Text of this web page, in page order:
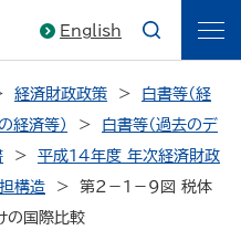
English
経済財政政策
白書等（経
経済等）
白書等（過去のデ
平成14年度 年次経済財政
構造
第２－１－９図 税体
の国際比較